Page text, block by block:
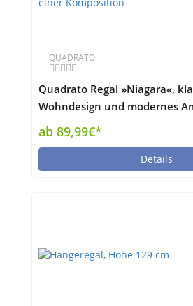
QUADRATO
Quadrato Regal »Niagara«,
Wohndesign und modernes
in einer Komposition
ab 89,99€*
Details